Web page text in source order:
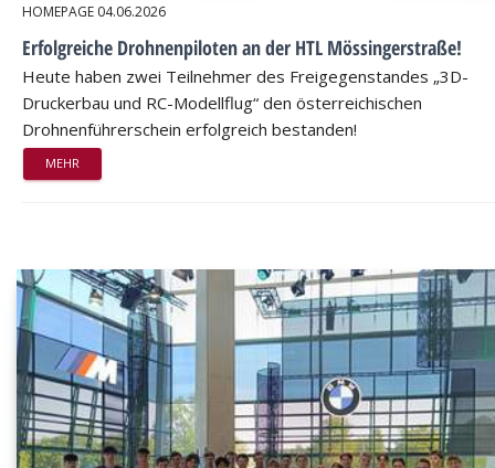
HOMEPAGE 04.06.2026
Erfolgreiche Drohnenpiloten an der HTL Mössingerstraße!
Heute haben zwei Teilnehmer des Freigegenstandes „3D-
Druckerbau und RC-Modellflug“ den österreichischen
Drohnenführerschein erfolgreich bestanden!
MEHR